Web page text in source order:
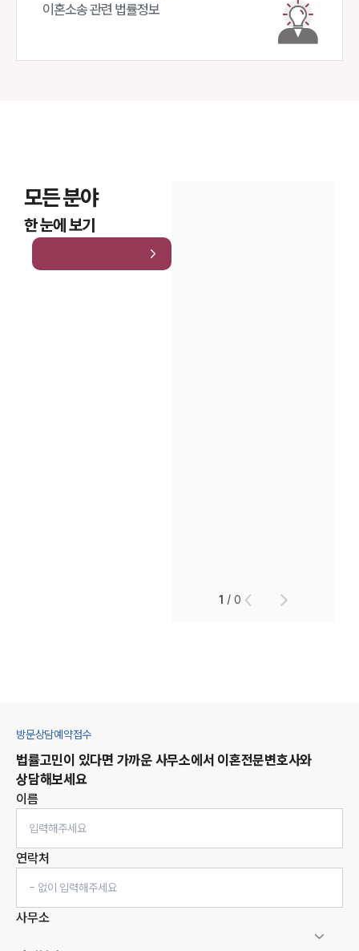
이혼소송 관련 법률정보
모든 분야
한 눈에 보기
1 /0
방문상담예약접수
법률고민이 있다면 가까운 사무소에서 이혼전문변호사와
상담해보세요
이름
연락처
사무소